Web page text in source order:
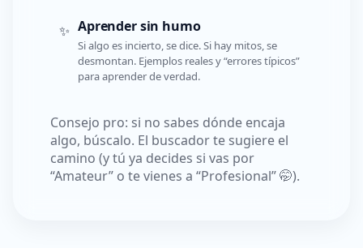
✨ Aprender sin humo
Si algo es incierto, se dice. Si hay mitos, se
desmontan. Ejemplos reales y “errores típicos”
para aprender de verdad.
Consejo pro: si no sabes dónde encaja
algo, búscalo. El buscador te sugiere el
camino (y tú ya decides si vas por
“Amateur” o te vienes a “Profesional” 🤭).